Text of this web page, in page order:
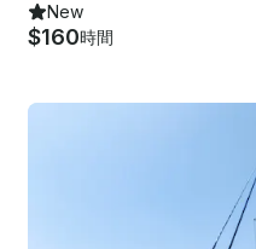
New
$160時間